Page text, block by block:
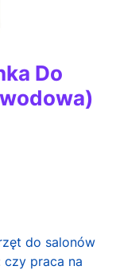
Do
do salonów
czy praca na